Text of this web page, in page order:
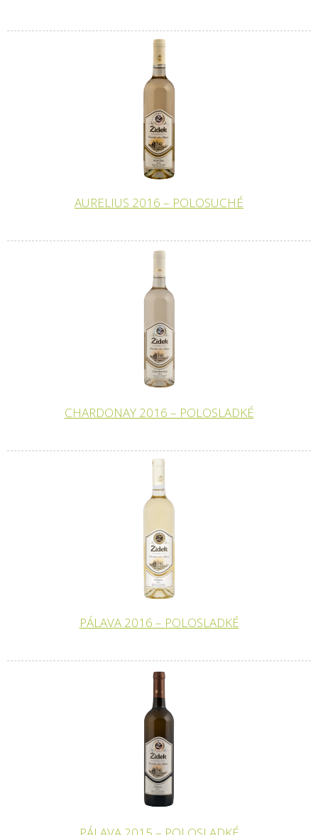
AURELIUS 2016 – POLOSUCHÉ
CHARDONAY 2016 – POLOSLADKÉ
PÁLAVA 2016 – POLOSLADKÉ